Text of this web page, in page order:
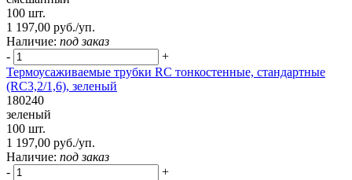
100 шт.
1 197,00 руб./уп.
Наличие: под заказ
-
+
Термоусаживаемые трубки RC тонкостенные, стандартные
(RC3,2/1,6), зеленый
180240
зеленый
100 шт.
1 197,00 руб./уп.
Наличие: под заказ
-
+